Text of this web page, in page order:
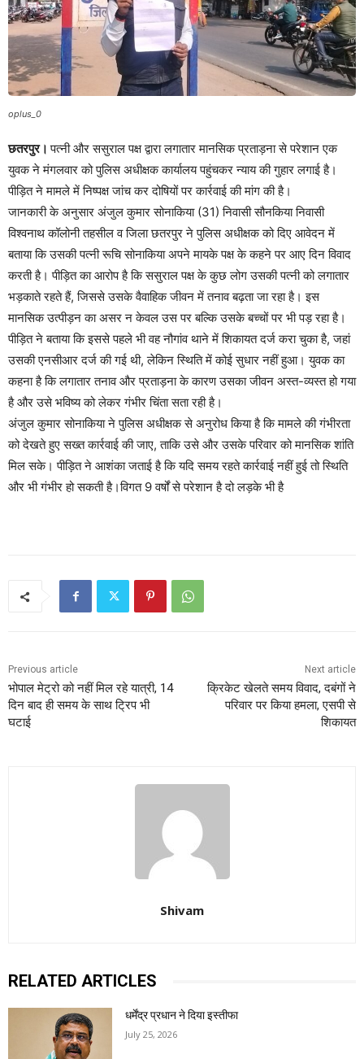
oplus_0
छतरपुर।पत्नी और ससुराल पक्ष द्वारा लगातार मानसिक प्रताड़ना से परेशान एक
युवक ने मंगलवार को पुलिस अधीक्षक कार्यालय पहुंचकर न्याय की गुहार लगाई है।
पीड़ित ने मामले में निष्पक्ष जांच कर दोषियों पर कार्रवाई की मांग की है।
जानकारी के अनुसार अंजुल कुमार सोनाकिया (31) निवासी सौनकिया निवासी
विश्वनाथ कॉलोनी तहसील व जिला छतरपुर ने पुलिस अधीक्षक को दिए आवेदन में
बताया कि उसकी पत्नी रूचि सोनाकिया अपने मायके पक्ष के कहने पर आए दिन विवाद
करती है। पीड़ित का आरोप है कि ससुराल पक्ष के कुछ लोग उसकी पत्नी को लगातार
भड़काते रहते हैं, जिससे उसके वैवाहिक जीवन में तनाव बढ़ता जा रहा है। इस
मानसिक उत्पीड़न का असर न केवल उस पर बल्कि उसके बच्चों पर भी पड़ रहा है।
पीड़ित ने बताया कि इससे पहले भी वह नौगांव थाने में शिकायत दर्ज करा चुका है, जहां
उसकी एनसीआर दर्ज की गई थी, लेकिन स्थिति में कोई सुधार नहीं हुआ। युवक का
कहना है कि लगातार तनाव और प्रताड़ना के कारण उसका जीवन अस्त-व्यस्त हो गया
है और उसे भविष्य को लेकर गंभीर चिंता सता रही है।
अंजुल कुमार सोनाकिया ने पुलिस अधीक्षक से अनुरोध किया है कि मामले की गंभीरता
को देखते हुए सख्त कार्रवाई की जाए, ताकि उसे और उसके परिवार को मानसिक शांति
मिल सके। पीड़ित ने आशंका जताई है कि यदि समय रहते कार्रवाई नहीं हुई तो स्थिति
और भी गंभीर हो सकती है।विगत 9 वर्षों से परेशान है दो लड़के भी है
Previous article
भोपाल मेट्रो को नहीं मिल रहे यात्री, 14
दिन बाद ही समय के साथ ट्रिप भी
घटाई
Next article
क्रिकेट खेलते समय विवाद, दबंगों ने
परिवार पर किया हमला, एसपी से
शिकायत
Shivam
RELATED ARTICLES
धर्मेंद्र प्रधान ने दिया इस्तीफा
July 25, 2026